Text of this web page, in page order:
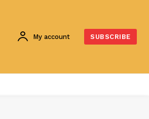
My account SUBSCRIBE